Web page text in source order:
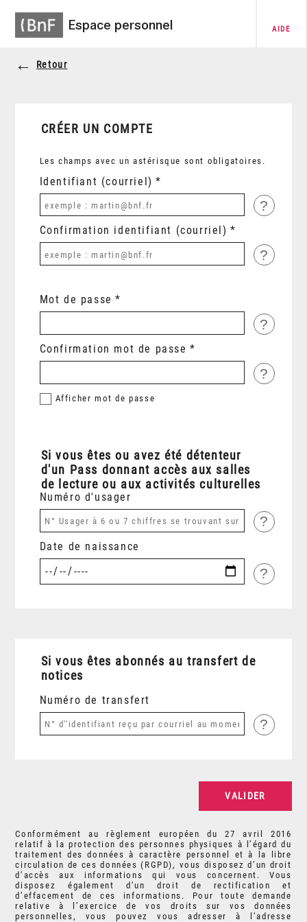
Espace personnel AIDE
Retour
CRÉER UN COMPTE
Les champs avec un astérisque sont obligatoires.
Identifiant (courriel)
?
Confirmation identifiant (courriel)
?
Mot de passe
?
Confirmation mot de passe
?
Afficher mot de passe
Si vous êtes ou avez été détenteur
d'un Pass donnant accès aux salles
de lecture ou aux activités culturelles
Numéro d'usager
?
Date de naissance
?
Si vous êtes abonnés au transfert de
notices
Numéro de transfert
?
Conformément au règlement européen du 27 avril 2016
relatif à la protection des personnes physiques à l’égard du
traitement des données à caractère personnel et à la libre
circulation de ces données (RGPD), vous disposez d’un droit
d’accès aux informations qui vous concernent. Vous
disposez également d’un droit de rectification et
d’effacement de ces informations. Pour toute demande
relative à l’exercice de vos droits sur vos données
personnelles, vous pouvez vous adresser à l’adresse